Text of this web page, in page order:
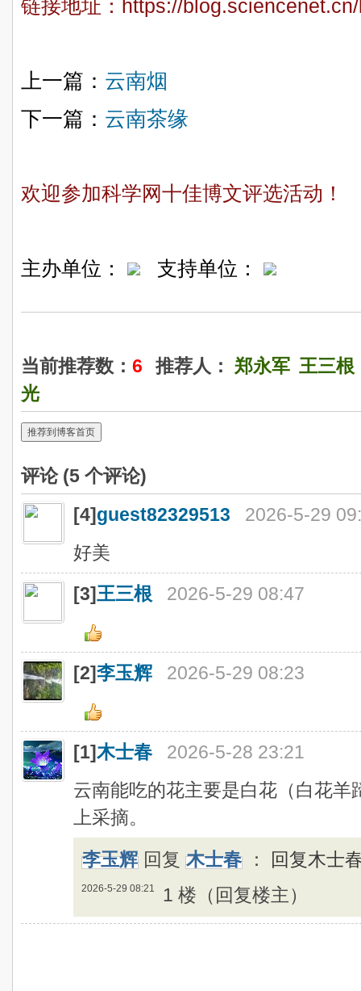
链接地址： https://
上一篇： 云南烟
下一篇： 云南茶缘
欢迎参加科学网十佳博文评选活动！
主办单位： 支持单位：
当前推荐数： 6 推荐人： 郑永军 王三根
光
推荐到博客首页
评论 (5 个评论)
[4]guest82329513
2026-5-29
好美
[3]王三根 2026-5-29 08:47
[2]李玉辉 2026-5-29 08:23
[1]木士春
2026-5-28 23:21
云南能吃的花主要是白花（白花
上采摘。
李玉辉 回复 木士春 ： 回复木士
2026-5-29 08:21 1 楼（回复楼主）